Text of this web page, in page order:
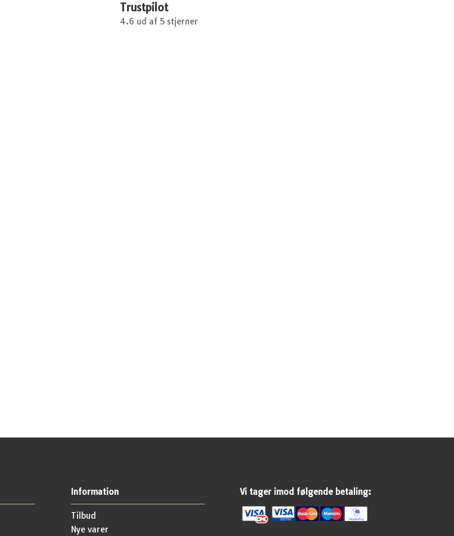
Trustpilot
4.6 ud af 5 stjerner
Information
Tilbud
Nye varer
Vi tager imod følgende betaling: